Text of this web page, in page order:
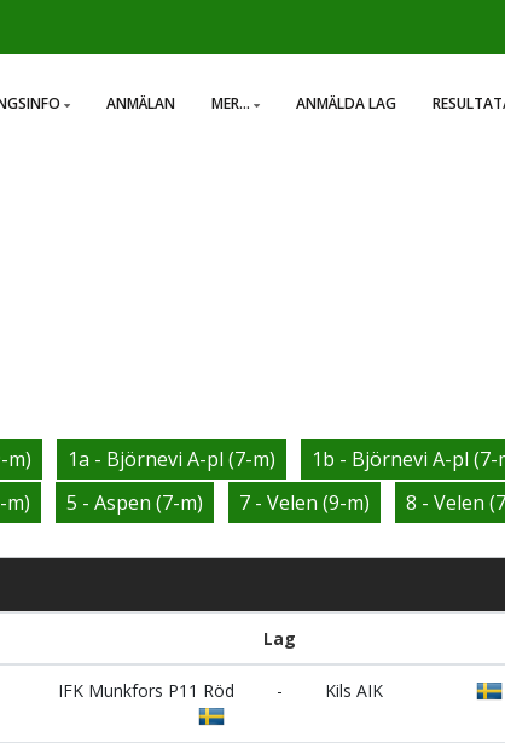
ANMÄLAN MER... ANMÄLDA LAG
m) 1a - Björnevi A-pl (7-m)
1b - Björnevi A-pl (7-
m) 5 - Aspen (7-m) 7 - Velen (9-m) 8 - Velen
Lag
IFK Munkfors P11 Röd - Kils AIK